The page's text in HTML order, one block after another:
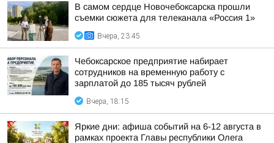
В самом сердце Новочебоксарска прошли
съемки сюжета для телеканала «Россия 1»
Вчера, 23:45
Чебоксарское предприятие набирает
сотрудников на временную работу с
зарплатой до 185 тысяч рублей
Вчера, 18:15
Яркие дни: афиша событий на 6-12 августа в
рамках проекта Главы республики Олега